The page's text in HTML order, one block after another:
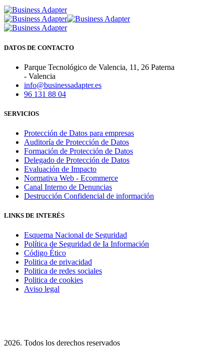
DATOS DE CONTACTO
Parque Tecnológico de Valencia, 11, 26 Paterna
- Valencia
info@businessadapter.es
96 131 88 04
SERVICIOS
Protección de Datos para empresas
Auditoría de Protección de Datos
Formación de Protección de Datos
Delegado de Protección de Datos
Evaluación de Impacto
Normativa Web - Ecommerce
Canal Interno de Denuncias
Destrucción Confidencial de información
LINKS DE INTERÉS
Esquema Nacional de Seguridad
Política de Seguridad de Ia Información
Código Ético
Politica de privacidad
Politica de redes sociales
Politica de cookies
Aviso legal
2026. Todos los derechos reservados​